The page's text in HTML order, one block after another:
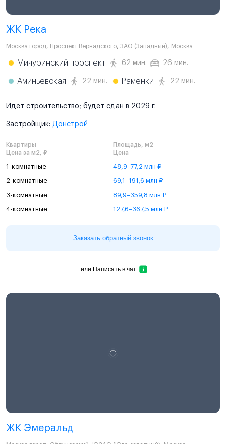
ЖК Река
Москва город, Проспект Вернадского, ЗАО (Западный), Москва
Мичуринский проспект 62 мин. 26 мин.
Аминьевская 22 мин. Раменки 22 мин.
Идет строительство; будет сдан в 2029 г.
Застройщик: Донстрой
Квартиры
Площадь, м2
Цена за м2, ₽
Цена
1-комнатные 48,9–77,2 млн ₽
2-комнатные 69,1–191,6 млн ₽
3-комнатные 89,9–359,8 млн ₽
4-комнатные 127,6–367,5 млн ₽
Заказать обратный звонок
или Написать в чат
ЖК Эмеральд